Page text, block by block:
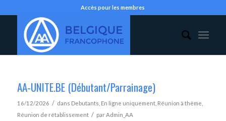
Accès pour les membres
AA-UNITE.BE (Débutant/Parrainage)
16/12/2026 / dans Debutants En ligne uniquement, Réunion à thème
Réunion de rétablissement / parAdmin_AA